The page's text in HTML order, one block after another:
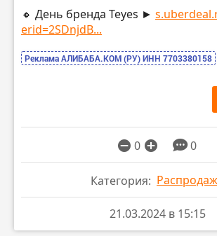
🔸 День бренда Teyes ►
erid=2SDnjdB...
Реклама АЛИБАБА.КОМ (РУ) ИНН 7703380158
0 0
Категория:
21.03.2024 в 15:15